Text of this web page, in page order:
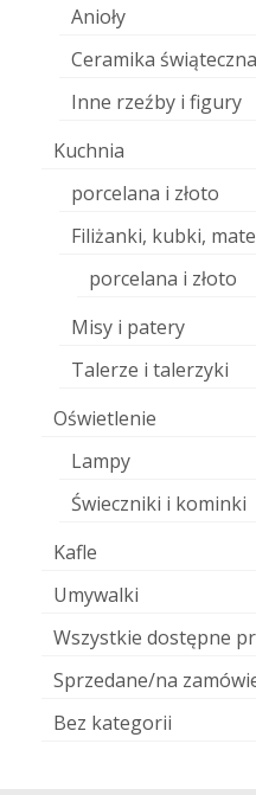
Anioły
Ceramika świąteczna
Inne rzeźby i figury
Kuchnia
porcelana i złoto
Filiżanki, kubki,
porcelana i złoto
Misy i patery
Talerze i talerzyki
Oświetlenie
Lampy
Świeczniki i kominki
Kafle
Umywalki
Wszystkie dostępne
Sprzedane/na
Bez kategorii